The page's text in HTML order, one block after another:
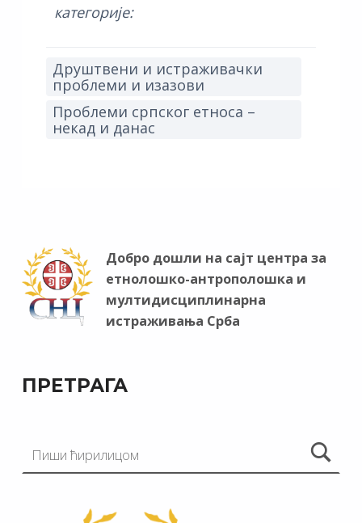
категорије:
Друштвени и истраживачки
проблеми и изазови
Проблеми српског етноса –
некад и данас
Добро дошли на сајт центра за
етнолошко-антрополошка и
мултидисциплинарна
истраживања Срба
ПРЕТРАГА